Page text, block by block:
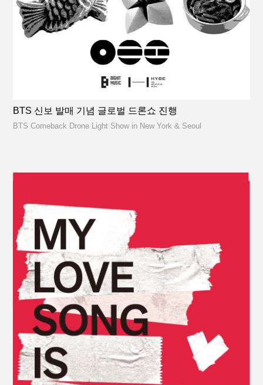
BTS 신보 발매 기념 글로벌 드론쇼 진행
BTS Comeback Drone Light Show in New York & Seoul